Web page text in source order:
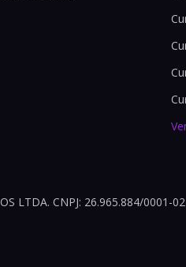
LTDA. CNPJ: 26.965.884/0001-02